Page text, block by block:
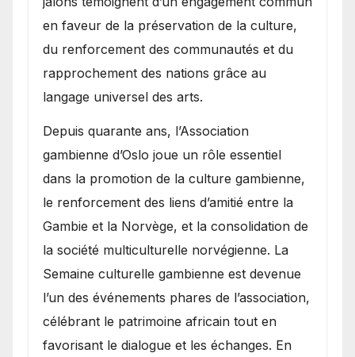
en faveur de la préservation de la culture,
du renforcement des communautés et du
rapprochement des nations grâce au
langage universel des arts.
​Depuis quarante ans, l’Association
gambienne d’Oslo joue un rôle essentiel
dans la promotion de la culture gambienne,
le renforcement des liens d’amitié entre la
Gambie et la Norvège, et la consolidation de
la société multiculturelle norvégienne. La
Semaine culturelle gambienne est devenue
l’un des événements phares de l’association,
célébrant le patrimoine africain tout en
favorisant le dialogue et les échanges. En